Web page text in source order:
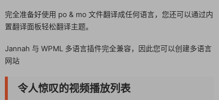
完全准备好使用 po & mo 文件翻译成任何语言，您还可以通过内
置翻译面板轻松翻译主题。
Jannah 与 WPML 多语言插件完全兼容，因此您可以创建多语言
网站
令人惊叹的视频播放列表